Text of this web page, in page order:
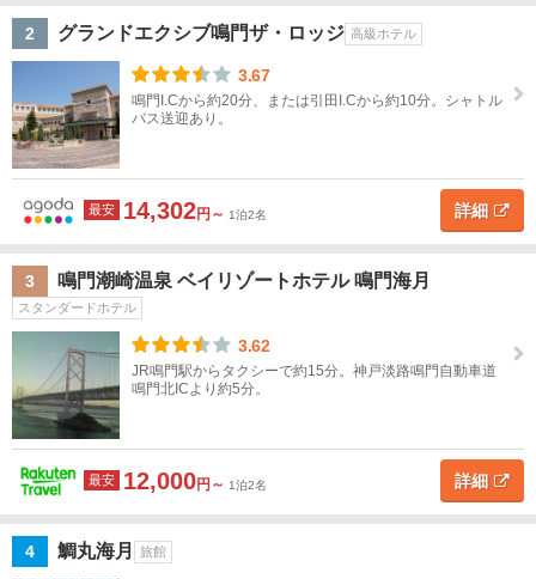
ホ
タ
イ
プ
ス
タ
ド
ホ
ル
高
級
旅
館
高
級
ペ
ン
民
宿
貸
別
テ
ル
名
北
東
甲
越
北
陸
近
畿
国
2 グランドエクシブ鳴門ザ・ロッジ 高級ホテル
3.67
鳴門I.Cから約20分、または引田I.Cから約10分。シャトル
バス送迎あり。
最安 14,302円～ 1泊2名 詳細
3 鳴門潮崎温泉 ベイリゾートホテル 鳴門海月
スタンダードホテル
3.62
JR鳴門駅からタクシーで約15分。神戸淡路鳴門自動車道
鳴門北ICより約5分。
最安 12,000円～ 1泊2名 詳細
4 鯛丸海月 旅館